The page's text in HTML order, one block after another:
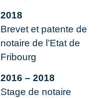
2018
Brevet et patente de
notaire de l’Etat de
Fribourg
2016 – 2018
Stage de notaire